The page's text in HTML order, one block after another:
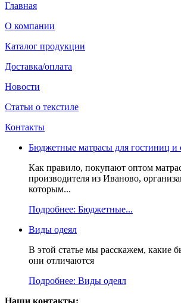
Главная
О компании
Каталог продукции
Доставка/оплата
Новости
Статьи о текстиле
Контакты
Бюджетные матрасы для гостиниц и
Как правило, покупают оптом
производителя из Иваново,
которым...
Подробнее: Бюджетные...
Виды одеял
В этой статье мы расскажем, какие
они отличаются
Подробнее: Виды одеял